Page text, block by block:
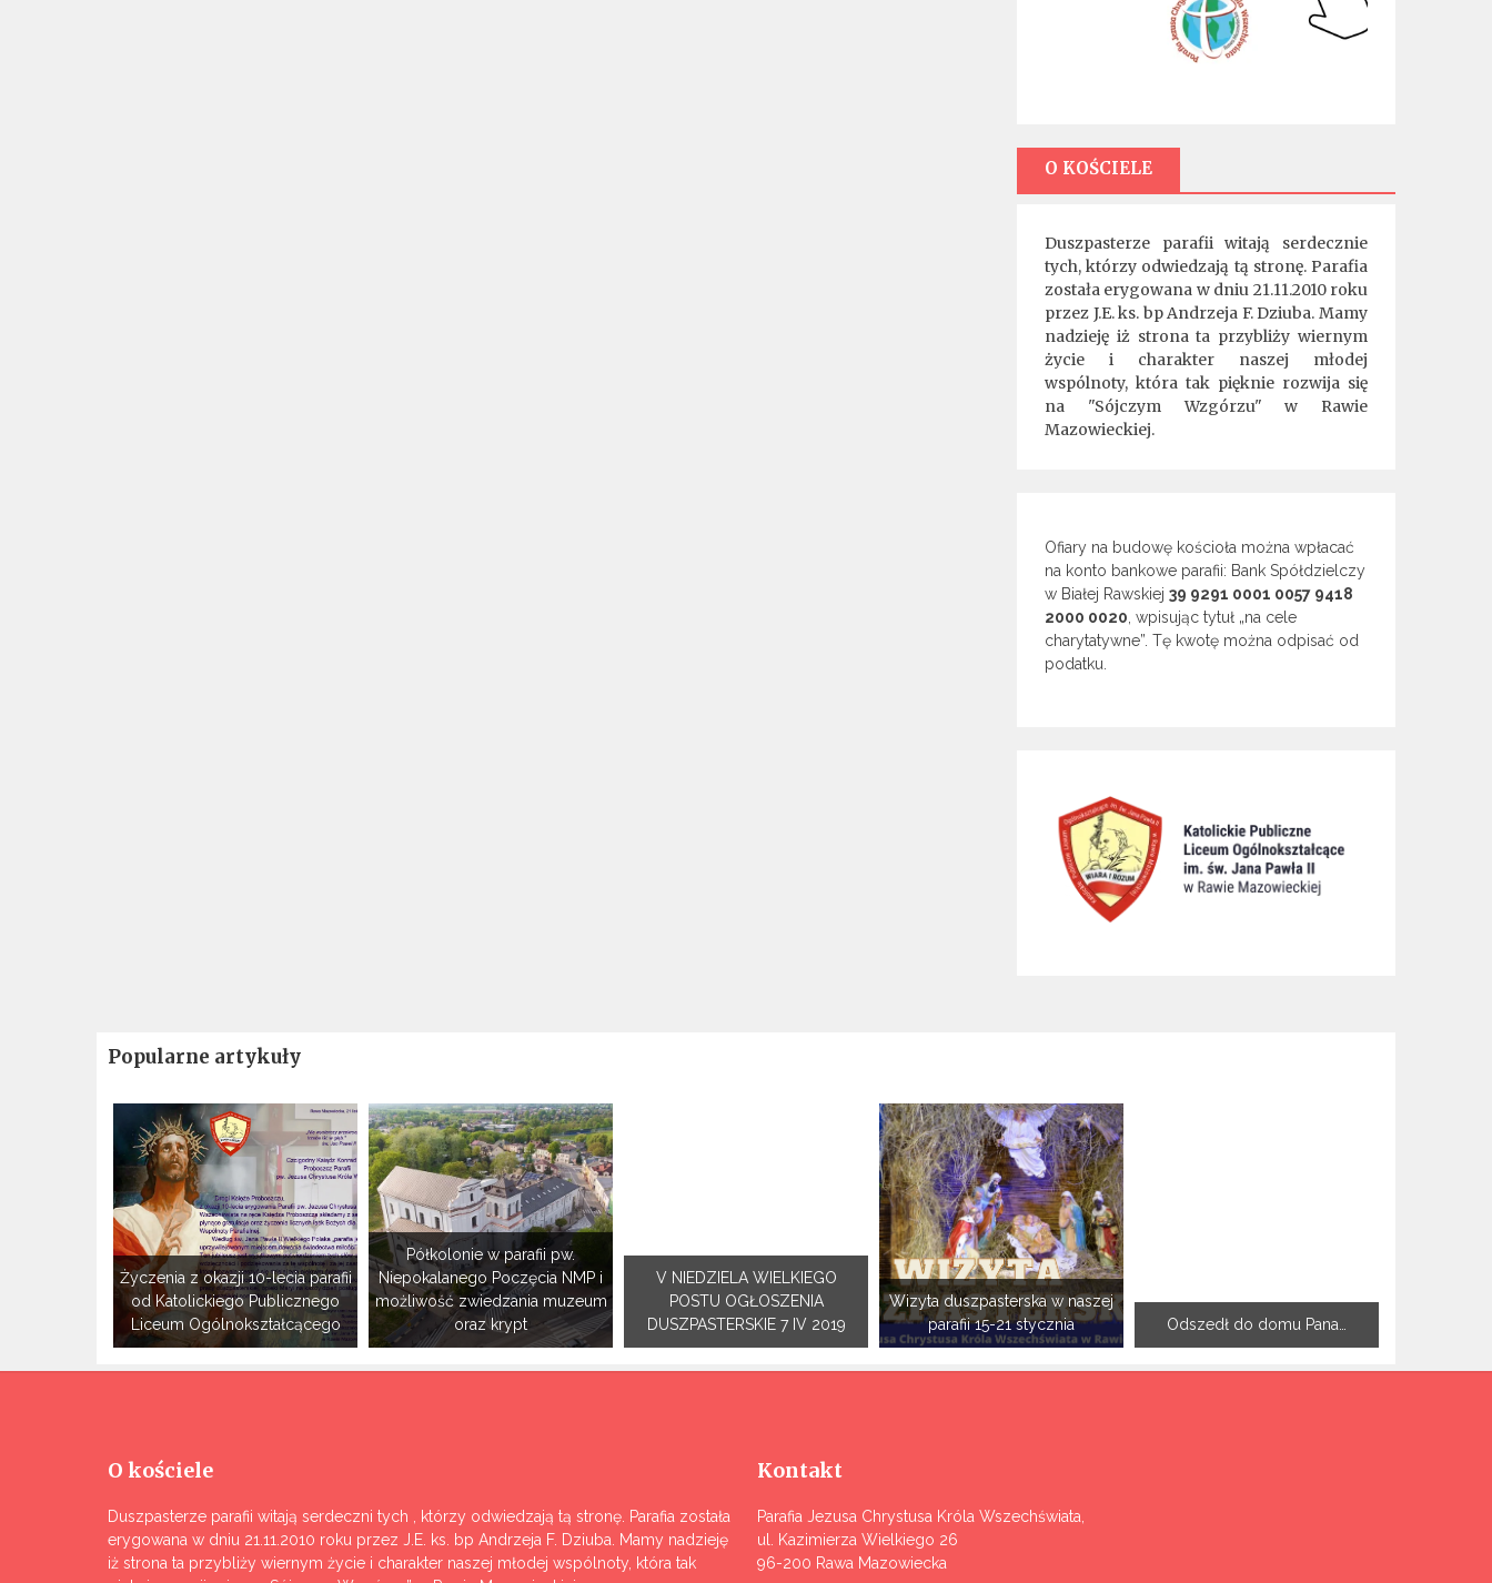
O KOŚCIELE
Duszpasterze parafii witają serdecznie
tych, którzy odwiedzają tą stronę. Parafia
została erygowana w dniu 21.11.2010 roku
przez J.E. ks. bp Andrzeja F. Dziuba. Mamy
nadzieję iż strona ta przybliży wiernym
życie i charakter naszej młodej
wspólnoty, która tak pięknie rozwija się
na "Sójczym Wzgórzu" w Rawie
Mazowieckiej.
Ofiary na budowę kościoła można wpłacać
na konto bankowe parafii: Bank Spółdzielczy
w Białej Rawskiej 39 9291 0001 0057 9418
2000 0020 , wpisując tytuł „na cele
charytatywne”. Tę kwotę można odpisać od
podatku.
Popularne artykuły
Życzenia z okazji 10-lecia parafii
od Katolickiego Publicznego
Liceum Ogólnokształcącego
Półkolonie w parafii pw.
Niepokalanego Poczęcia NMP i
możliwość zwiedzania muzeum
oraz krypt
V NIEDZIELA WIELKIEGO
POSTU OGŁOSZENIA
DUSZPASTERSKIE 7 IV 2019
Wizyta duszpasterska w naszej
parafii 15-21 stycznia
Odszedł do domu Pana…
O kościele
Duszpasterze parafii witają serdeczni tych , którzy odwiedzają tą stronę. Parafia została
erygowana w dniu 21.11.2010 roku przez J.E. ks. bp Andrzeja F. Dziuba. Mamy nadzieję
iż strona ta przybliży wiernym życie i charakter naszej młodej wspólnoty, która tak
Kontakt
Parafia Jezusa Chrystusa Króla Wszechświata,
ul. Kazimierza Wielkiego 26
96-200 Rawa Mazowiecka